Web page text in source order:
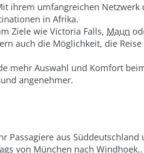
ihrem umfangreichen Netzwerk
in Afrika.
Ziele wie Victoria Falls, Maun
auch die Möglichkeit, die
mehr Auswahl und Komfort
angenehmer.
Passagiere aus Süddeutschland
von München nach